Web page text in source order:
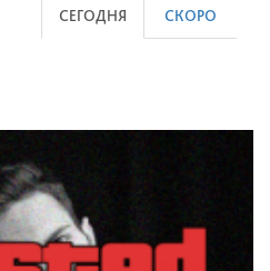
СЕГОДНЯ СКОРО